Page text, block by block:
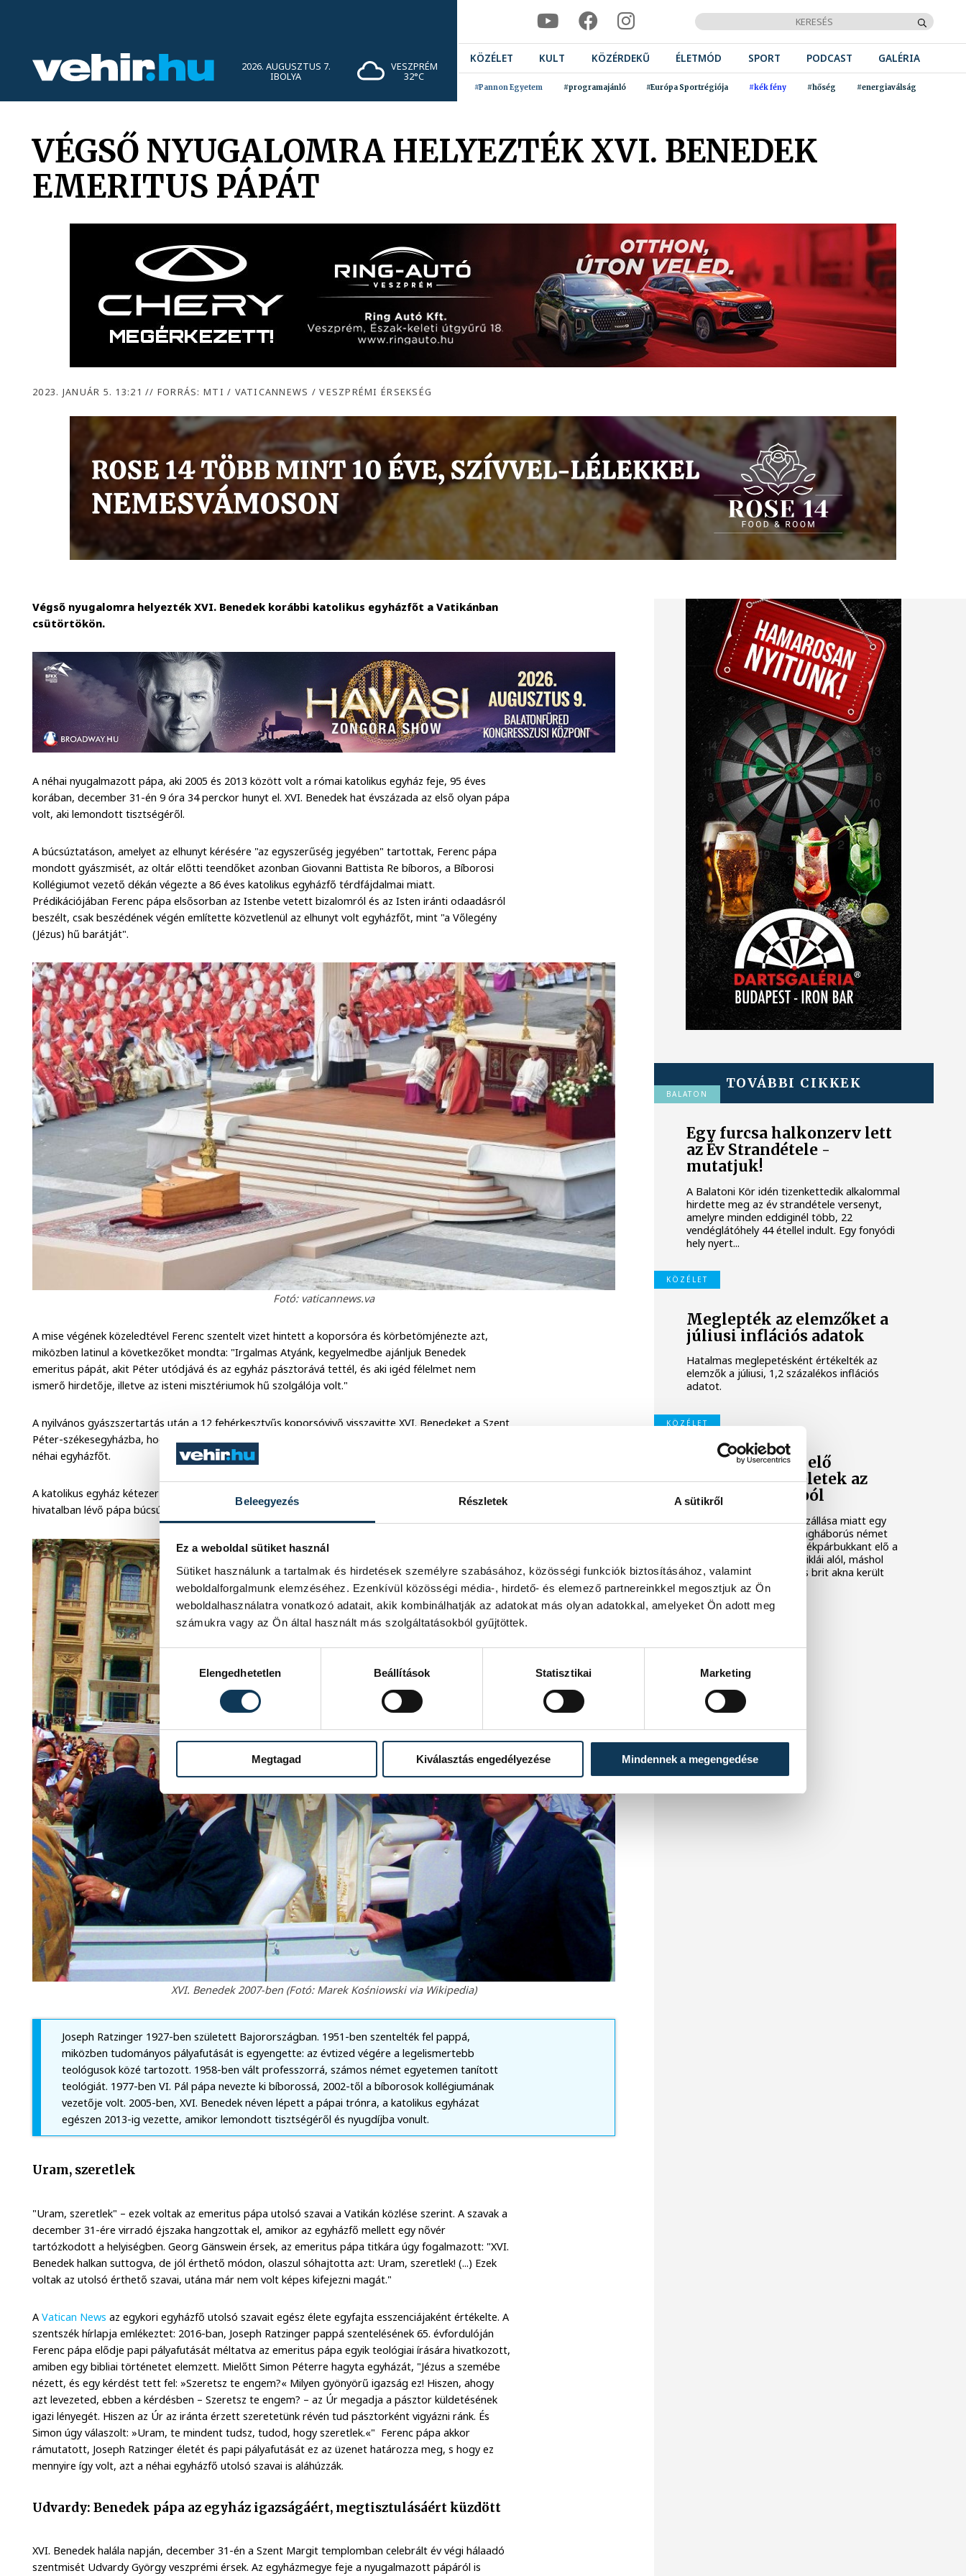
Beleegyezés Részletek A sütikről
Ez a weboldal sütiket használ
Sütiket használunk a tartalmak és hirdetések személyre szabásához, közösségi funkciók biztosításához, valamint
weboldalforgalmunk elemzéséhez. Ezenkívül közösségi média-, hirdető- és elemező partnereinkkel megosztjuk az Ön
weboldalhasználatra vonatkozó adatait, akik kombinálhatják az adatokat más olyan adatokkal, amelyeket Ön adott meg
számukra vagy az Ön által használt más szolgáltatásokból gyűjtöttek.
Elengedhetetlen
Beállítások Statisztikai Marketing
Megtagad Kiválasztás engedélyezése Mindennek a megengedése
2026. AUGUSZTUS 7.
IBOLYA
VESZPRÉM
32°C
KÖZÉLET KULT KÖZÉRDEKŰ ÉLETMÓD SPORT PODCAST GALÉRIA
#Pannon Egyetem #programajánló #Európa Sportrégiója #kék fény #hőség #energiaválság
VÉGSŐ NYUGALOMRA HELYEZTÉK XVI. BENEDEK
EMERITUS PÁPÁT
2023. JANUÁR 5. 13:21// FORRÁS: MTI / VATICANNEWS / VESZPRÉMI ÉRSEKSÉG
Végső nyugalomra helyezték XVI. Benedek korábbi katolikus egyházfőt a Vatikánban
csütörtökön.
A néhai nyugalmazott pápa, aki 2005 és 2013 között volt a római katolikus egyház feje, 95 éves
korában, december 31-én 9 óra 34 perckor hunyt el. XVI. Benedek hat évszázada az első olyan pápa
volt, aki lemondott tisztségéről.
A búcsúztatáson, amelyet az elhunyt kérésére "az egyszerűség jegyében" tartottak, Ferenc pápa
mondott gyászmisét, az oltár előtti teendőket azonban Giovanni Battista Re bíboros, a Bíborosi
Kollégiumot vezető dékán végezte a 86 éves katolikus egyházfő térdfájdalmai miatt.
Prédikációjában Ferenc pápa elsősorban az Istenbe vetett bizalomról és az Isten iránti odaadásról
beszélt, csak beszédének végén említette közvetlenül az elhunyt volt egyházfőt, mint "a Vőlegény
(Jézus) hű barátját".
Fotó: vaticannews.va
A mise végének közeledtével Ferenc szentelt vizet hintett a koporsóra és körbetömjénezte azt,
miközben latinul a következőket mondta: "Irgalmas Atyánk, kegyelmedbe ajánljuk Benedek
emeritus pápát, akit Péter utódjává és az egyház pásztorává tettél, és aki igéd félelmet nem
ismerő hirdetője, illetve az isteni misztériumok hű szolgálója volt."
A nyilvános gyászszertartás után a 12 fehérkesztyűs koporsóvivő visszavitte XVI. Benedeket a Szent
Péter-székesegyházba, hogy ott a nyilvánosságtól elzárt ceremónián helyezzék végső nyugalomra a
néhai egyházfőt.
A katolikus egyház kétezer éves történetében még nem volt példa arra, hogy egy elhunyt pápát a
hivatalban lévő pápa búcsúztasson.
XVI. Benedek 2007-ben (Fotó: Marek Kośniowski via Wikipedia)
Joseph Ratzinger 1927-ben született Bajorországban. 1951-ben szentelték fel pappá,
miközben tudományos pályafutását is egyengette: az évtized végére a legelismertebb
teológusok közé tartozott. 1958-ben vált professzorrá, számos német egyetemen tanított
teológiát. 1977-ben VI. Pál pápa nevezte ki bíborossá, 2002-től a bíborosok kollégiumának
vezetője volt. 2005-ben, XVI. Benedek néven lépett a pápai trónra, a katolikus egyházat
egészen 2013-ig vezette, amikor lemondott tisztségéről és nyugdíjba vonult.
Uram, szeretlek
"Uram, szeretlek" – ezek voltak az emeritus pápa utolsó szavai a Vatikán közlése szerint. A szavak a
december 31-ére virradó éjszaka hangzottak el, amikor az egyházfő mellett egy nővér
tartózkodott a helyiségben. Georg Gänswein érsek, az emeritus pápa titkára úgy fogalmazott: "XVI.
Benedek halkan suttogva, de jól érthető módon, olaszul sóhajtotta azt: Uram, szeretlek! (...) Ezek
voltak az utolsó érthető szavai, utána már nem volt képes kifejezni magát."
AVatican News az egykori egyházfő utolsó szavait egész élete egyfajta esszenciájaként értékelte. A
szentszék hírlapja emlékeztet: 2016-ban, Joseph Ratzinger pappá szentelésének 65. évfordulóján
Ferenc pápa elődje papi pályafutását méltatva az emeritus pápa egyik teológiai írására hivatkozott,
amiben egy bibliai történetet elemzett. Mielőtt Simon Péterre hagyta egyházát, "Jézus a szemébe
nézett, és egy kérdést tett fel: »Szeretsz te engem?« Milyen gyönyörű igazság ez! Hiszen, ahogy
azt levezeted, ebben a kérdésben – Szeretsz te engem? – az Úr megadja a pásztor küldetésének
igazi lényegét. Hiszen az Úr az iránta érzett szeretetünk révén tud pásztorként vigyázni ránk. És
Simon úgy válaszolt: »Uram, te mindent tudsz, tudod, hogy szeretlek.«" Ferenc pápa akkor
rámutatott, Joseph Ratzinger életét és papi pályafutását ez az üzenet határozza meg, s hogy ez
mennyire így volt, azt a néhai egyházfő utolsó szavai is aláhúzzák.
Udvardy: Benedek pápa az egyház igazságáért, megtisztulásáért küzdött
XVI. Benedek halála napján, december 31-én a Szent Margit templomban celebrált év végi hálaadó
szentmisét Udvardy György veszprémi érsek. Az egyházmegye feje a nyugalmazott pápáról is
TOVÁBBI CIKKEK
BALATON
Egy furcsa halkonzerv lett
az Év Strandétele -
mutatjuk!
A Balatoni Kör idén tizenkettedik alkalommal
hirdette meg az év strandétele versenyt,
amelyre minden eddiginél több, 22
vendéglátóhely 44 étellel indult. Egy fonyódi
hely nyert...
KÖZÉLET
Meglepték az elemzőket a
júliusi inflációs adatok
Hatalmas meglepetésként értékelték az
elemzők a júliusi, 1,2 százalékos inflációs
adatot.
KÖZÉLET
Sorra kerülnek elő
világháborús leletek az
alacsony Dunából
A folyó rekordalacsony vízállása miatt egy
csaknem komplett, II. világháborús német
DKW NZ 350-1 motorkerékpárbukkant elő a
Batthyány téri rakpart sziklái alól, máshol
pedig egy közel féltonnás brit akna került
elő.